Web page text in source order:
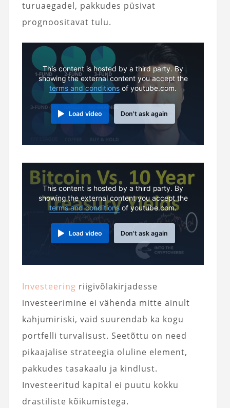
turuaegadel, pakkudes püsivat
prognoositavat tulu.
This content is hosted by a third party. By
showing the external content you accept the
terms and conditions of youtube.com.
Load video Don't ask again
This content is hosted by a third party. By
showing the external content you accept the
terms and conditionsof youtube.com.
Load video Don't ask again
Investeering riigivõlakirjadesse
investeerimine ei vähenda mitte ainult
kahjumiriski, vaid suurendab ka kogu
portfelli turvalisust. Seetõttu on need
pikaajalise strateegia oluline element,
pakkudes tasakaalu ja kindlust.
Investeeritud kapital ei puutu kokku
drastiliste kõikumistega.